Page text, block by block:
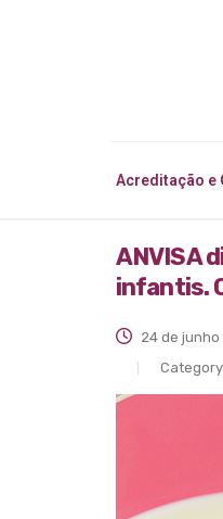
Acreditação e
ANVISA
infantis.
24 de junho